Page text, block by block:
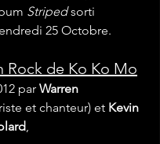
Striped sorti
25 Octobre.
Rock de Ko Ko Mo
par Warren
et chanteur) et Kevin